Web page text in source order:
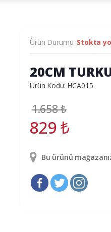
Ürün Durumu: Stokta
20CM
Ürün Kodu: HCA015
1.658₺
829₺
Bu ürünü